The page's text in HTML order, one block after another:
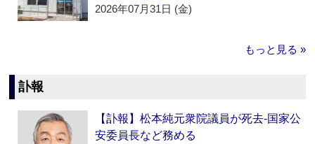
2026年07月31日 (金)
もっと見る »
訃報
【訃報】松本純元衆院議員が死去‐国家公
安委員長など務める